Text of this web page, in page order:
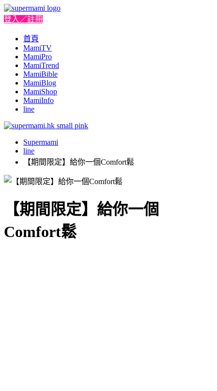
登入／註冊
首頁
MamiTV
MamiPro
MamiTrend
MamiBible
MamiBlog
MamiShop
MamiInfo
line
Supermami
line
【期間限定】給你一個Comfort鬆
【期間限定】給你一個
Comfort鬆